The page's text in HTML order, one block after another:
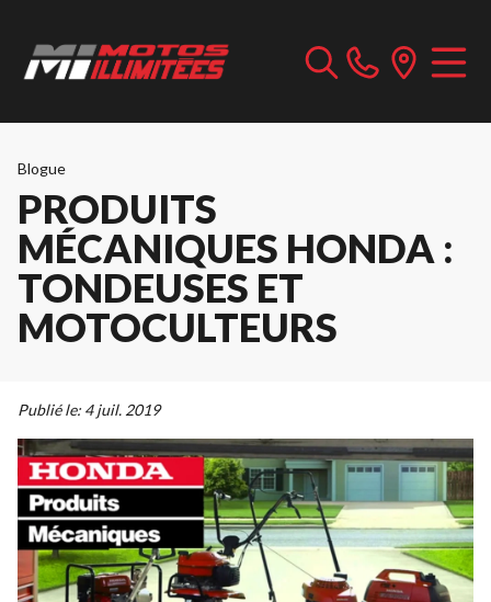
Blogue
PRODUITS
MÉCANIQUES HONDA :
TONDEUSES ET
MOTOCULTEURS
Publié le: 4 juil. 2019